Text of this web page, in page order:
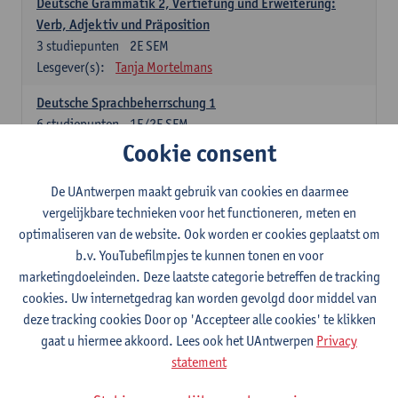
Verb, Adjektiv und Präposition
2E SEM
3 studiepunten
Lesgever(s):
Tanja Mortelmans
Deutsche Sprachbeherrschung 1
1E/2E SEM
6studiepunten
Tanja Mortelmans Alex Haider
Raum
1E/2E SEM
6 studiepunten
Lesgever(s):
Carola Strobl Alex Haider
Engels: verplichte opleidingsonderdelen
Advanced English Grammar for English Language
Professionals
1E/2E SEM
Lesgever(s):
Jim Ureel
Cookie consent
De UAntwerpen maakt gebruik van cookies en daarmee
vergelijkbare technieken voor het functioneren, meten en
optimaliseren van de website. Ook worden er cookies geplaatst om
b.v. YouTubefilmpjes te kunnen tonen en voor
marketingdoeleinden. Deze laatste categorie betreffen de tracking
cookies. Uw internetgedrag kan worden gevolgd door middel van
deze tracking cookies Door op 'Accepteer alle cookies' te klikken
gaat u hiermee akkoord. Lees ook het UAntwerpen Privacy
statement